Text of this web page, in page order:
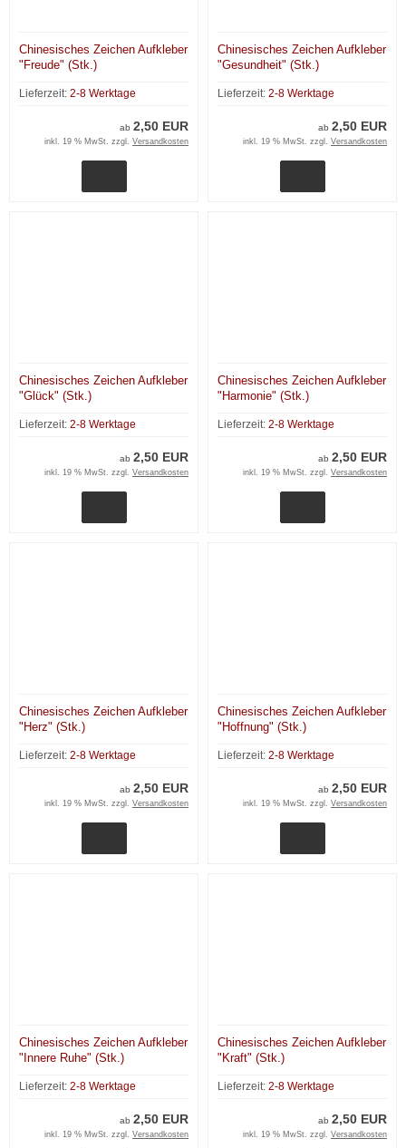
Chinesisches Zeichen Aufkleber
"Freude" (Stk.)
Lieferzeit: 2-8 Werktage
ab 2,50 EUR
inkl. 19 % MwSt. zzgl. Versandkosten
Chinesisches Zeichen Aufkleber
"Gesundheit" (Stk.)
Lieferzeit: 2-8 Werktage
ab 2,50 EUR
inkl. 19 % MwSt. zzgl. Versandkosten
Chinesisches Zeichen Aufkleber
"Glück" (Stk.)
Lieferzeit: 2-8 Werktage
ab 2,50 EUR
inkl. 19 % MwSt. zzgl. Versandkosten
Chinesisches Zeichen Aufkleber
"Harmonie" (Stk.)
Lieferzeit: 2-8 Werktage
ab 2,50 EUR
inkl. 19 % MwSt. zzgl. Versandkosten
Chinesisches Zeichen Aufkleber
"Herz" (Stk.)
Lieferzeit: 2-8 Werktage
ab 2,50 EUR
inkl. 19 % MwSt. zzgl. Versandkosten
Chinesisches Zeichen Aufkleber
"Hoffnung" (Stk.)
Lieferzeit: 2-8 Werktage
ab 2,50 EUR
inkl. 19 % MwSt. zzgl. Versandkosten
Chinesisches Zeichen Aufkleber
"Innere Ruhe" (Stk.)
Lieferzeit: 2-8 Werktage
ab 2,50 EUR
inkl. 19 % MwSt. zzgl. Versandkosten
Chinesisches Zeichen Aufkleber
"Kraft" (Stk.)
Lieferzeit: 2-8 Werktage
ab 2,50 EUR
inkl. 19 % MwSt. zzgl. Versandkosten